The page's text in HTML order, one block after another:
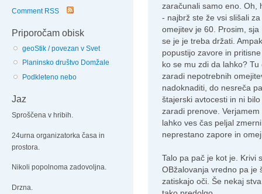
Comment RSS
Priporočam obisk
geoStik / povezan v Svet
Planinsko društvo Domžale
Podkleteno nebo
Jaz
Sproščena v hribih.
24urna organizatorka časa in
prostora.
Nikoli popolnoma zadovoljna.
Drzna.
zaračunali samo eno. Oh,
- najbrž ste že vsi slišali
omejitev je 60. Prosim,
se je je treba držati.
popustijo zavore in
ko se mu zdi da lahko?
zaradi nepotrebnih
nadoknaditi, do nesreča
štajerski avtocesti in ni
zaradi prenove.
lahko ves čas peljal
neprestano zapore in
Talo pa pač je kot je. Krivi
OBžalovanja vredno pa je
zatiskajo oči. Še nekaj